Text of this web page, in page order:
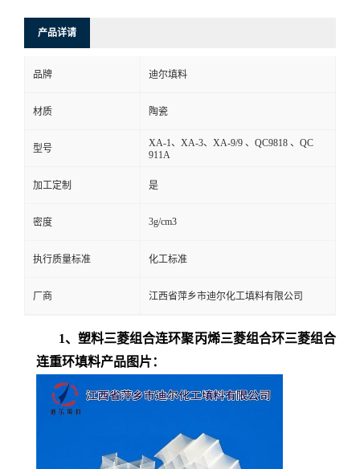
产品详请
品牌 迪尔填料
材质 陶瓷
型号
XA-1、XA-3、XA-9/9 、QC9818 、QC
911A
加工定制 是
密度 3g/cm3
执行质量标准 化工标准
厂商 江西省萍乡市迪尔化工填料有限公司
1、塑料三菱组合连环聚丙烯三菱组合环三菱组合
连重环填料产品图片：